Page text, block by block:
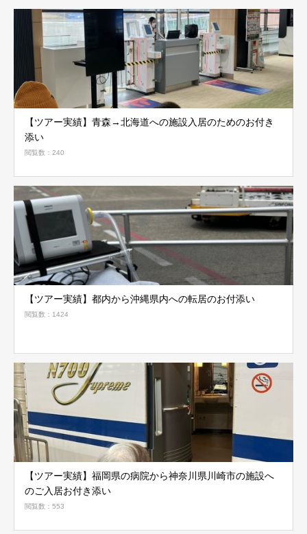
【ツアー実績】青森→北海道への施設入居のためのお付き
添い
閲覧数：240
【ツアー実績】都内から沖縄県内への転居のお付添い
閲覧数：1424
【ツアー実績】福岡県の病院から神奈川県川崎市の施設へ
のご入居お付き添い
閲覧数：553